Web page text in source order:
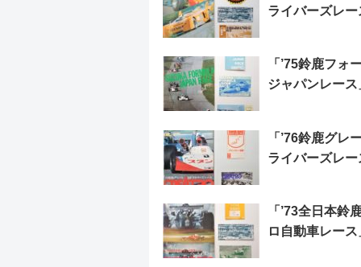
ライバーズレー
「’75鈴鹿フォ
ジャパンレース
「’76鈴鹿グレ
ライバーズレー
「’73全日本鈴
ロ自動車レース